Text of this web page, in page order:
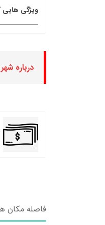
ویژگی
درباره
فاصله مکان